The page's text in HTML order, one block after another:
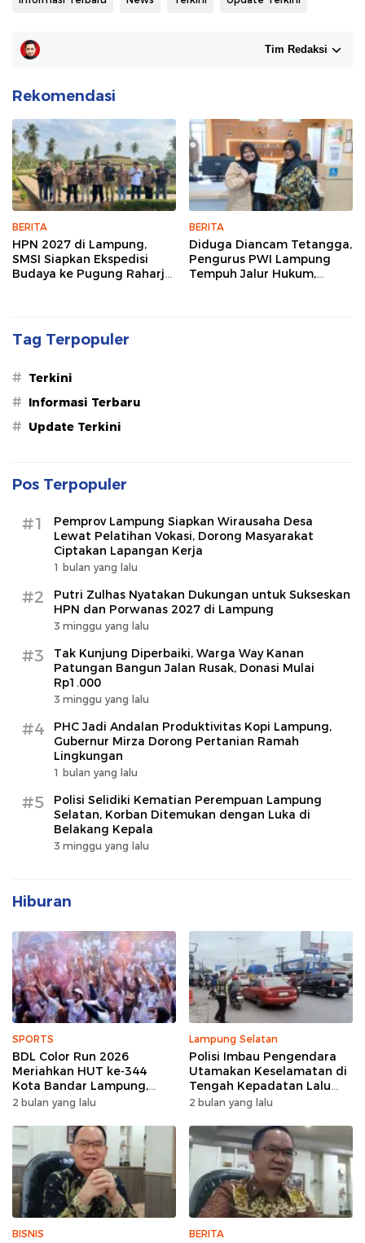
Tim Redaksi
Rekomendasi
BERITA
HPN 2027 di Lampung,
SMSI Siapkan Ekspedisi
Budaya ke Pugung Raharjo
BERITA
Diduga Diancam Tetangga,
Pengurus PWI Lampung
Tempuh Jalur Hukum,
Tag Terpopuler
# Terkini
# Informasi Terbaru
# Update Terkini
Pos Terpopuler
#1
Pemprov Lampung Siapkan Wirausaha Desa
Lewat Pelatihan Vokasi, Dorong Masyarakat
Ciptakan Lapangan Kerja
1 bulan yang lalu
#2
Putri Zulhas Nyatakan Dukungan untuk Sukseskan
HPN dan Porwanas 2027 di Lampung
3 minggu yang lalu
#3
Tak Kunjung Diperbaiki, Warga Way Kanan
Patungan Bangun Jalan Rusak, Donasi Mulai
Rp1.000
3 minggu yang lalu
#4
PHC Jadi Andalan Produktivitas Kopi Lampung,
Gubernur Mirza Dorong Pertanian Ramah
Lingkungan
1 bulan yang lalu
#5
Polisi Selidiki Kematian Perempuan Lampung
Selatan, Korban Ditemukan dengan Luka di
Belakang Kepala
3 minggu yang lalu
Hiburan
SPORTS
BDL Color Run 2026
Meriahkan HUT ke-344
Kota Bandar Lampung,
Wujud Semangat Sehat
2 bulan yang lalu
Lampung Selatan
Polisi Imbau Pengendara
Utamakan Keselamatan di
Tengah Kepadatan Lalu
Lintas Pagi Hari
2 bulan yang lalu
BISNIS BERITA